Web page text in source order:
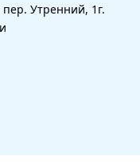
пер. Утренний, 1г.